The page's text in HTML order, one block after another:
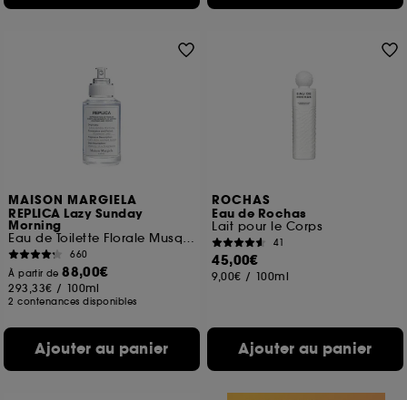
MAISON MARGIELA
REPLICA Lazy Sunday
Morning
Eau de Toilette Florale Musquée
660
À partir de88,00€
293,33€ / 100ml
2 contenances disponibles
Ajouter au panier
ROCHAS
Eau de Rochas
Lait pour le Corps
41
45,00€
9,00€ / 100ml
Ajouter au panier